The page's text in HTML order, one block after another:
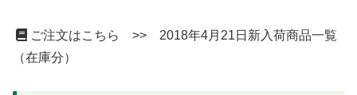
ご注文はこちら >> 2018年4月21日新入荷商品一覧
（在庫分）